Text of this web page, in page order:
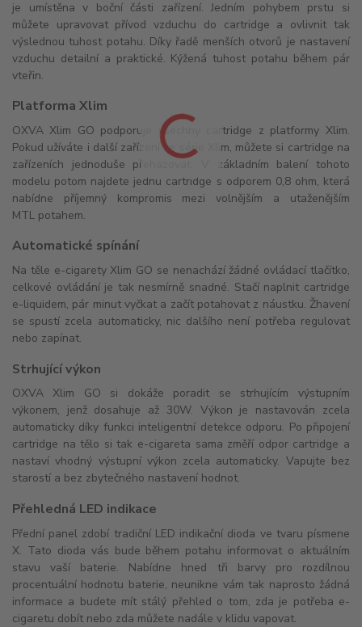
je umístěna v boční části zařízení. Jedním pohybem prstu si
můžete upravovat přívod vzduchu do cartridge a ovlivnit tak
výslednou tuhost potahu. Díky řadě menších otvorů je nastavení
vzduchu detailní a praktické. Kýžená tuhost potahu během pár
vteřin.
Platforma Xlim
OXVA Xlim GO podporuje všechny cartridge z platformy Xlim.
Pokud užíváte i další zařízení ze série Xlim, můžete si cartridge na
zařízeních jednoduše přehazovat. V základním balení tohoto
modelu potom najdete jednu cartridge s odporem 0,8 ohm, která
nabídne příjemný kompromis mezi volnějším a utaženějším
MTL potahem.
Automatické spínání
Na těle e-cigarety Xlim GO se nenachází žádné ovládací tlačítko,
celkové ovládání je tak nesmírně snadné. Stačí naplnit cartridge
e-liquidem, pár minut vyčkat a začít potahovat z náustku. Žhavení
se spustí zcela automaticky, nic dalšího není potřeba regulovat
nebo zapínat.
Strhující výkon
OXVA Xlim GO si dokáže poradit se strhujícím výstupním
výkonem, jenž dosahuje až 30W. Výkon je nastavován zcela
automaticky díky funkci inteligentní detekce odporu. Po připojení
cartridge na tělo si tak e-cigareta sama změří odpor cartridge a
nastaví vhodný výstupní výkon zcela automaticky. Vapujte bez
starostí a bez zbytečného nastavení hodnot.
Přehledná LED indikace
Přední panel zdobí tradiční LED indikační dioda ve tvaru písmene
X. Tato dioda vás bude během potahu informovat o aktuálním
stavu vaší baterie. Nabídne hned tři barvy pro rozdílnou
procentuální hodnotu baterie, neunikne vám tak naprosto žádná
informace a budete mít stálý přehled o tom, zda je potřeba e-
cigaretu dobít nebo zda můžete nadále v klidu vapovat.